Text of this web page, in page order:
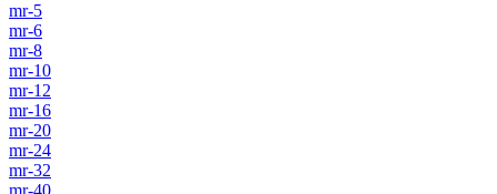
mr-5
mr-6
mr-8
mr-10
mr-12
mr-16
mr-20
mr-24
mr-32
mr-40